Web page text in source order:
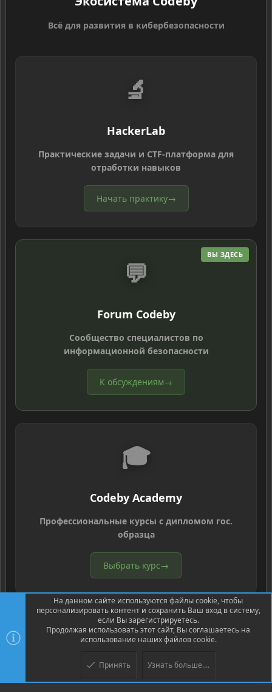
Всё для развития в кибербезопасности
🔬
HackerLab
Практические задачи и CTF-платформа для
отработки навыков
Начать практику→
ВЫ ЗДЕСЬ
💬
Forum Codeby
Сообщество специалистов по
информационной безопасности
К обсуждениям→
🎓
Codeby Academy
Профессиональные курсы с дипломом гос.
образца
Выбрать курс→
Community platform by XenForo ® © 2010-2026 XenForo Ltd.
© Jason Axelrod of 8WAYRUN
На данном сайте используются файлы cookie, чтобы
персонализировать контент и сохранить Ваш вход в систему,
если Вы зарегистрируетесь.
Продолжая использовать этот сайт, Вы соглашаетесь на
использование наших файлов cookie.
Принять Узнать больше....